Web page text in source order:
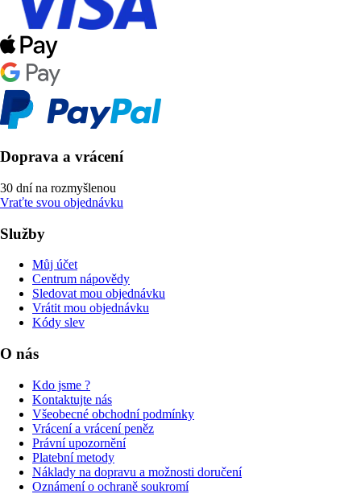
Doprava a vrácení
30 dní na rozmyšlenou
Vraťte svou objednávku
Služby
Můj účet
Centrum nápovědy
Sledovat mou objednávku
Vrátit mou objednávku
Kódy slev
O nás
Kdo jsme ?
Kontaktujte nás
Všeobecné obchodní podmínky
Vrácení a vrácení peněz
Právní upozornění
Platební metody
Náklady na dopravu a možnosti doručení
Oznámení o ochraně soukromí